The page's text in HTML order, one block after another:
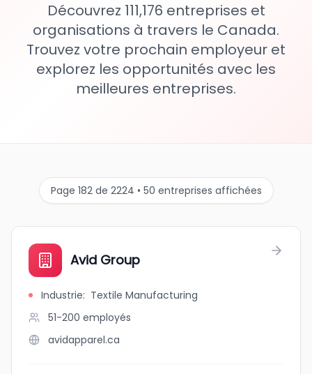
Découvrez 111,176 entreprises et
organisations à travers le Canada.
Trouvez votre prochain employeur et
explorez les opportunités avec les
meilleures entreprises.
Page 182 de 2224 • 50 entreprises affichées
Avid Group
Industrie: Textile Manufacturing
51-200 employés
avidapparel.ca